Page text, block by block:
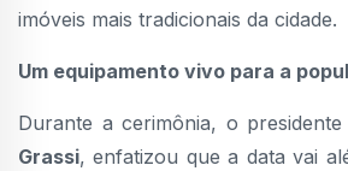
imóveis mais tradicionais da cidade.
Um equipamento vivo para a
Durante a cerimônia, o
Grassi, enfatizou que a data vai